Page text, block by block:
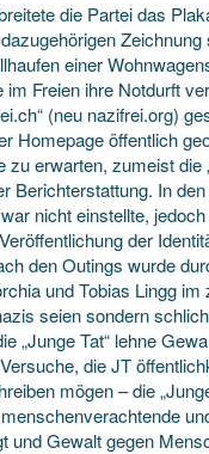
die Partei das
einer
Freien ihre Notdurft
“ (neu nazifrei.org)
Homepage öffentlich
erwarten, zumeist die
Berichterstattung. In
nicht einstellte,
der
den Outings wurde
und Tobias Lingg im
seien sondern
„Junge Tat“ lehne
die JT
mögen – die
Gewalt gegen